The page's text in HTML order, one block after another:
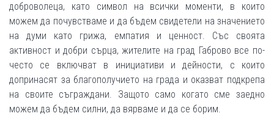
доброволеца, като символ на всички моменти, в които
можем да почувстваме и да бъдем свидетели на значението
на думи като грижа, емпатия и ценност. Със своята
активност и добри сърца, жителите на град Габрово все по-
често се включват в инициативи и дейности, с които
допринасят за благополучието на града и оказват подкрепа
на своите съграждани. Защото само когато сме заедно
можем да бъдем силни, да вярваме и да се борим.